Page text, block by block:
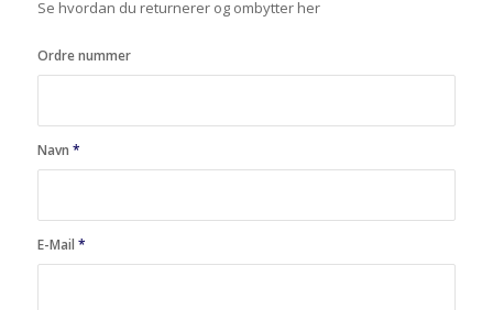
Se hvordan du returnerer og ombytter her
Ordre nummer
Navn *
E-Mail *